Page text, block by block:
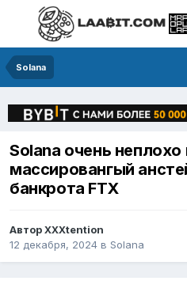
Solana
Solana очень
массировангый
банкрота FTX
АвторXXXtention
12 декабря, 2024 в Solana